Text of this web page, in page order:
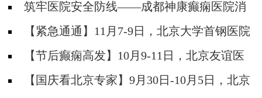
筑牢医院安全防线——成都神康癫痫医院消
防安全培训纪实
【紧急通通】11月7-9日，北京大学首钢医院
神经内科胡颖教授亲临成都会诊，破解癫痫疑难
【节后癫痫高发】10月9-11日，北京友谊医
院陈葵博士免费会诊+治疗援助，破解癫痫难
【国庆看北京专家】9月30日-10月5日，北京